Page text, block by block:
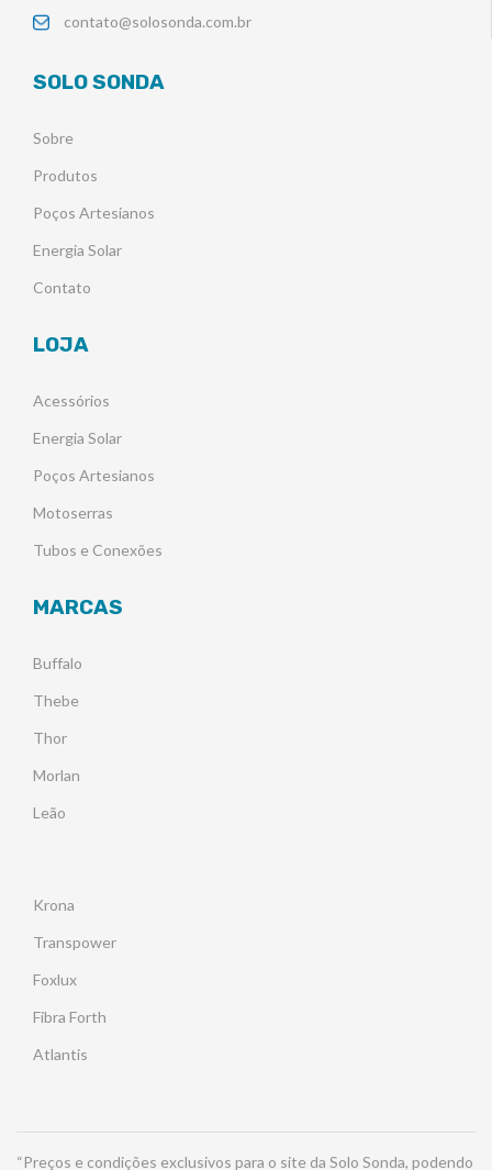
contato@solosonda.com.br
SOLO SONDA
Sobre
Produtos
Poços Artesianos
Energia Solar
Contato
LOJA
Acessórios
Energia Solar
Poços Artesianos
Motoserras
Tubos e Conexões
MARCAS
Buffalo
Thebe
Thor
Morlan
Leão
Krona
Transpower
Foxlux
Fibra Forth
Atlantis
“Preços e condições exclusivos para o site da Solo Sonda, podendo